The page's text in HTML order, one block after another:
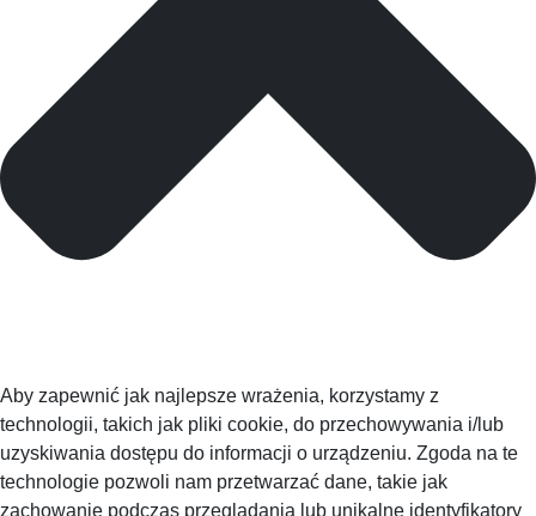
Aby zapewnić jak najlepsze wrażenia, korzystamy z
technologii, takich jak pliki cookie, do przechowywania i/lub
uzyskiwania dostępu do informacji o urządzeniu. Zgoda na te
technologie pozwoli nam przetwarzać dane, takie jak
zachowanie podczas przeglądania lub unikalne identyfikatory